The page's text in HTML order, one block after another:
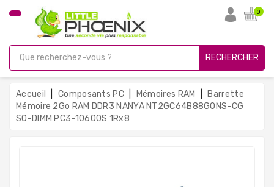
CATÉGORIE
Gamer
Unités
Centrales
Reconditionnées
0
RECHERCHER
Accueil Composants PC Mémoires RAM
Barrette
Mémoire 2Go RAM DDR3 NANYA NT2GC64B88G0NS-CG
SO-DIMM PC3-10600S 1Rx8